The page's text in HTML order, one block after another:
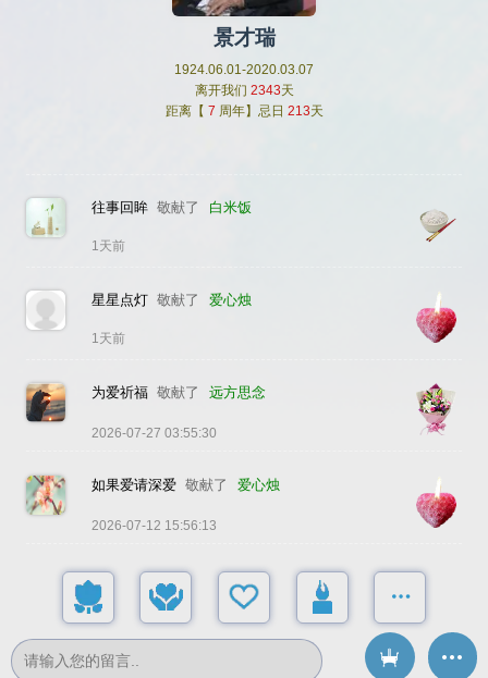
景才瑞
1924.06.01-2020.03.07
离开我们 2343天
距离【 7 周年】忌日 213天
往事回眸 敬献了 白米饭
1天前
星星点灯 敬献了 爱心烛
1天前
为爱祈福 敬献了 远方思念
2026-07-27 03:55:30
如果爱请深爱 敬献了 爱心烛
2026-07-12 15:56:13